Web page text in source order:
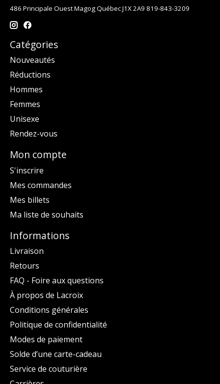
486 Principale Ouest Magog Québec J1X 2A9 819-843-3209
Catégories
Nouveautés
Réductions
Hommes
Femmes
Unisexe
Rendez-vous
Mon compte
S'inscrire
Mes commandes
Mes billets
Ma liste de souhaits
Informations
Livraison
Retours
FAQ - Foire aux questions
À propos de Lacroix
Conditions générales
Politique de confidentialité
Modes de paiement
Solde d’une carte-cadeau
Service de couturière